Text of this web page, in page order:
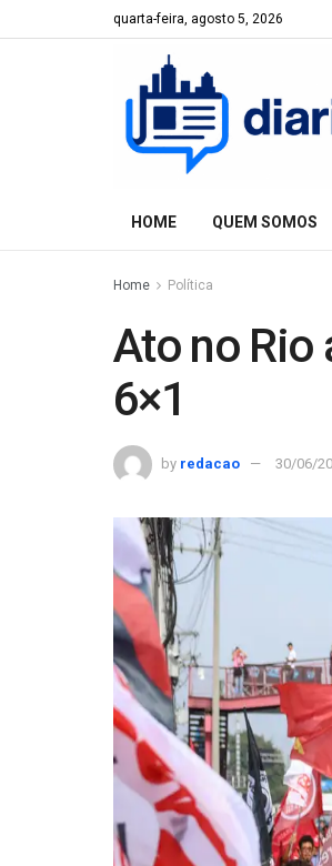
quarta-feira, agosto 5, 2026
HOME QUEM SOMOS
Home Política
Ato no Rio
6×1
by redacao 30/06/